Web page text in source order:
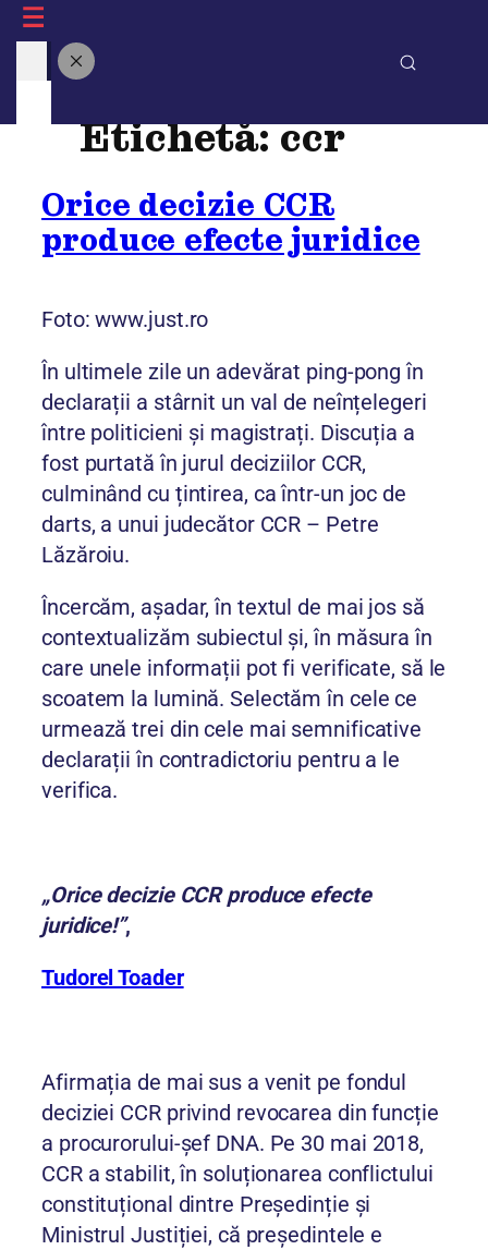
Sari
la
conținut
Blogul Factual
Etichetă:ccr
Orice decizie CCR
produce efecte juridice
Foto: www.just.ro
În ultimele zile un adevărat ping-pong în
declarații a stârnit un val de neînțelegeri
între politicieni și magistrați. Discuția a
fost purtată în jurul deciziilor CCR,
culminând cu țintirea, ca într-un joc de
darts, a unui judecător CCR – Petre
Lăzăroiu.
Încercăm, așadar, în textul de mai jos să
contextualizăm subiectul și, în măsura în
care unele informații pot fi verificate, să le
scoatem la lumină. Selectăm în cele ce
urmează trei din cele mai semnificative
declarații în contradictoriu pentru a le
verifica.
„Orice decizie CCR produce efecte
juridice!”,
Tudorel Toader
Afirmația de mai sus a venit pe fondul
deciziei CCR privind revocarea din funcție
a procurorului-șef DNA. Pe 30 mai 2018,
CCR a stabilit, în soluționarea conflictului
constituțional dintre Președinție și
Ministrul Justiției, că președintele e